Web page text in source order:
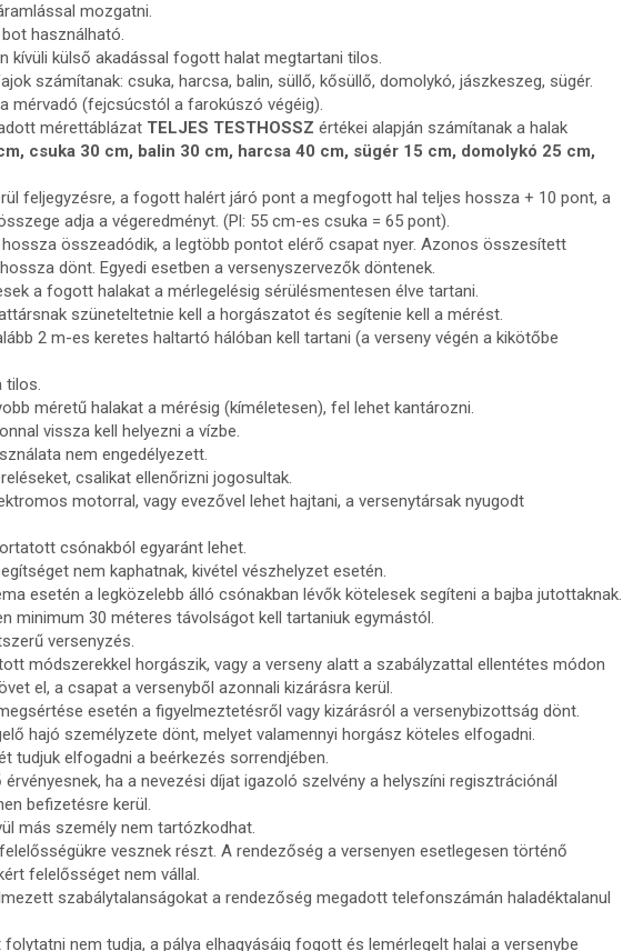
mozgatni.
használható.
kívüli külső akadással fogott halat megtartani tilos.
számítanak: csuka, harcsa, balin, süllő, kősüllő, domolykó, jászkeszeg, sügér.
mérvadó (fejcsúcstól a farokúszó végéig).
mérettáblázat TELJES TESTHOSSZ értékei alapján számítanak a halak
csuka 30 cm, balin 30 cm, harcsa 40 cm, sügér 15 cm, domolykó 25 cm,
feljegyzésre, a fogott halért járó pont a megfogott hal teljes hossza + 10 pont, a
adja a végeredményt. (Pl: 55 cm-es csuka = 65 pont).
összeadódik, a legtöbb pontot elérő csapat nyer. Azonos összesített
dönt. Egyedi esetben a versenyszervezők döntenek.
a fogott halakat a mérlegelésig sérülésmentesen élve tartani.
szüneteltetnie kell a horgászatot és segítenie kell a mérést.
2 m-es keretes haltartó hálóban kell tartani (a verseny végén a kikötőbe
tilos.
méretű halakat a mérésig (kíméletesen), fel lehet kantározni.
vissza kell helyezni a vízbe.
nem engedélyezett.
csalikat ellenőrizni jogosultak.
motorral, vagy evezővel lehet hajtani, a versenytársak nyugodt
csónakból egyaránt lehet.
nem kaphatnak, kivétel vészhelyzet esetén.
esetén a legközelebb álló csónakban lévők kötelesek segíteni a bajba jutottaknak.
minimum 30 méteres távolságot kell tartaniuk egymástól.
versenyzés.
módszerekkel horgászik, vagy a verseny alatt a szabályzattal ellentétes módon
el, a csapat a versenyből azonnali kizárásra kerül.
esetén a figyelmeztetésről vagy kizárásról a versenybizottság dönt.
hajó személyzete dönt, melyet valamennyi horgász köteles elfogadni.
tudjuk elfogadni a beérkezés sorrendjében.
ha a nevezési díjat igazoló szelvény a helyszíni regisztrációnál
befizetésre kerül.
más személy nem tartózkodhat.
vesznek részt. A rendezőség a versenyen esetlegesen történő
felelősséget nem vállal.
szabálytalanságokat a rendezőség megadott telefonszámán haladéktalanul
nem tudja, a pálya elhagyásáig fogott és lemérlegelt halai a versenybe